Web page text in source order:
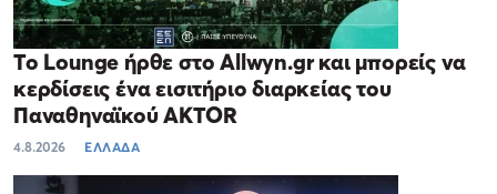
Το Lounge ήρθε στο Allwyn.gr και μπορείς να
κερδίσεις ένα εισιτήριο διαρκείας του
Παναθηναϊκού AKTOR
4.8.2026 ΕΛΛΑΔΑ